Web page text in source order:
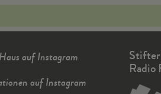
auf Instagram
auf Instagram
Radio